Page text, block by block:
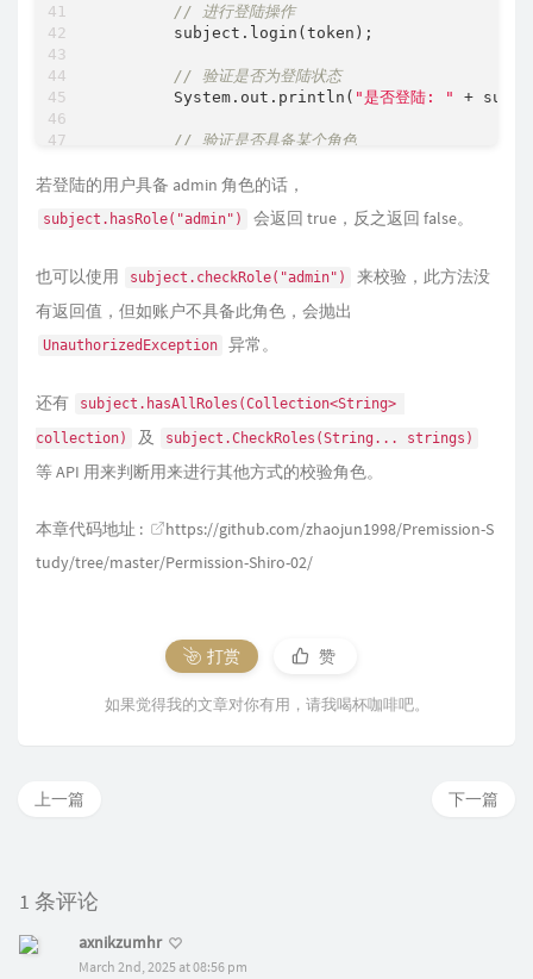
// 进行登陆操作
        subject.login(token);
// 验证是否为登陆状态
        System.out.println(
"是否登陆: " +
// 验证是否具备某个角色
    }
若登陆的用户具备 admin 角色的话，
subject.hasRole("admin") 会返回 true，反之返回 false。
也可以使用 subject.checkRole("admin")
来校验，此方法没
有返回值，但如账户不具备此角色，会抛出
UnauthorizedException 异常。
还有 subject.hasAllRoles(Collection<String>
collection) 及 subject.CheckRoles(String... strings)
等 API 用来判断用来进行其他方式的校验角色。
本章代码地址 :
https://github.com/zhaojun1998/Premission-S
tudy/tree/master/Permission-Shiro-02/
打赏 赞
如果觉得我的文章对你有用，请我喝杯咖啡吧。
下一篇
上一篇
1 条评论
axnikzumhr
March 2nd, 2025 at 08:56 pm